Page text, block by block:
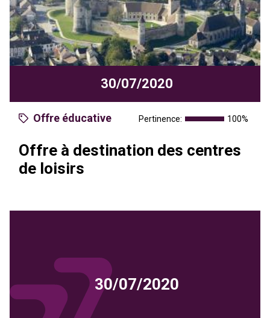
Offre à destination des centres
de loisirs
Offre éducative Pertinence: 100%
30/07/2020
30/07/2020